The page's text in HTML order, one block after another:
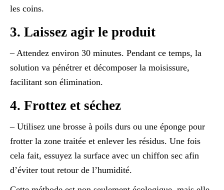
les coins.
3. Laissez agir le produit
– Attendez environ 30 minutes. Pendant ce temps, la
solution va pénétrer et décomposer la moisissure,
facilitant son élimination.
4. Frottez et séchez
– Utilisez une brosse à poils durs ou une éponge pour
frotter la zone traitée et enlever les résidus. Une fois
cela fait, essuyez la surface avec un chiffon sec afin
d’éviter tout retour de l’humidité.